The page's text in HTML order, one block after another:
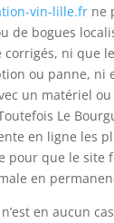
vin-lille.frne
de bogues
ni que
ou panne, ni
un matériel
Le
en ligne les
pour que le site
en
en aucun